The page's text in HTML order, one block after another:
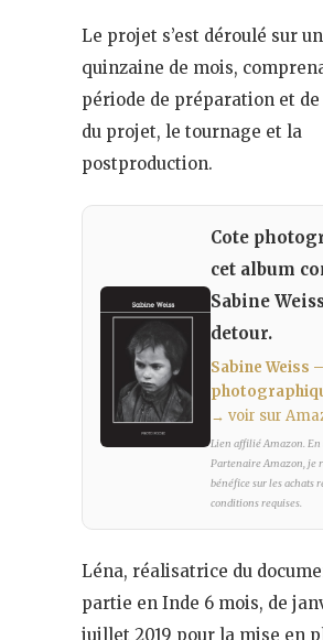
Le projet s’est déroulé sur
quinzaine de mois,
période de préparation et
du projet, le tournage et la
postproduction.
Cote
cet album
Sabine
detour.
Sabine Weiss
→ voir sur
Lien affilié Amazon. En
Partenaire Amazon, je
bénéfice sur les achats
conditions requises.
Léna, réalisatrice du
partie en Inde 6 mois, de
juillet 2019 pour la mise en